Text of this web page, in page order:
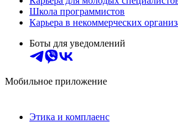
Школа программистов
Карьера в некоммерческих
Боты для уведомлений
Мобильное приложение
Этика и комплаенс